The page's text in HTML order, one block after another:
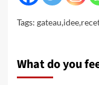
Tags: gateau,idee,
What do you